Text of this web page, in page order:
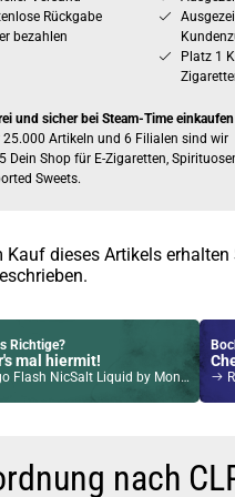
Rückgabe
bezahlen
Platz 1
und sicher bei Steam-Time einkaufen
25.000 Artikeln und 6 Filialen sind wir
Dein Shop für E-Zigaretten,
Sweets.
Kauf dieses Artikels erhalten
Richtige?
mal hiermit!
NicSalt Liquid by Monsoon 10ml / 20mg
nach